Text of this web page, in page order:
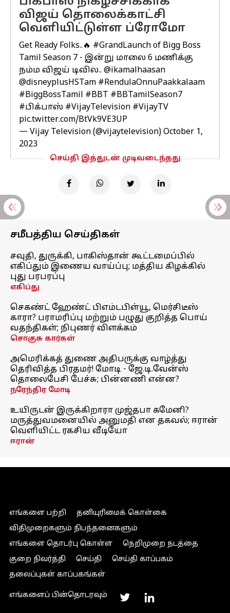
விஜய் தொலைக்காட்சி
வெளியிட்டுள்ள ப்ரோமோ
Get Ready Folks..🔥 #GrandLaunch of Bigg Boss
Tamil Season 7 - இன்று மாலை 6 மணிக்கு
நம்ம விஜய் டிவில.. @ikamalhaasan
@disneyplusHSTam #RendulaOnnuPaakkalaam
#BiggBossTamil #BBT #BBTamilSeason7
#பிக்பாஸ் #VijayTelevision #VijayTV
pic.twitter.com/BtVk9VE3UP
— Vijay Television (@vijaytelevision) October 1,
2023
செய்தி இத்துடன் முடிவடைந்தது
சமீபத்திய செய்திகள்
சவுதி, துருக்கி, பாகிஸ்தான் கூட்டமைப்பில்
எகிப்தும் இணைய வாய்ப்பு; மத்திய கிழக்கில்
புது பரபரப்பு
எகிப்து
செகண்ட் ஹேண்ட் பிஎம்டபிள்யூ, மெர்சிடீஸ்
காரா? பராமரிப்பு மற்றும் பழுது குறித்த பொய்
வதந்திகள்; நிபுணர் விளக்கம்
சொகுசு கார்கள்
அமெரிக்கத் துணை அதிபருக்கு வாழ்த்து
தெரிவித்த பிரதமர்! மோடி - ஜே.டி.வேன்ஸ்
தொலைபேசி பேச்சு; பின்னணி என்ன?
நரேந்திர மோடி
உயிருடன் இருக்கிறாரா முஜ்தபா கமேனி?
மருத்துவமனையில் அனுமதி என தகவல்; ஈரான்
வெளியிட்ட ரகசிய வீடியோ
ஈரான்
எங்களை பற்றி
தனியுரிமைக் கொள்கை
விதிமுறைகளும் நிபந்தனைகளும்
எங்களை தொடர்பு கொள்ள
நெறிமுறை நடத்தை
குறை நிவர்த்தி
செய்தி
செய்தி காப்பகம்
தலைப்புகள் காப்பகங்கள்
எங்களைப் பின்தொடரவும்